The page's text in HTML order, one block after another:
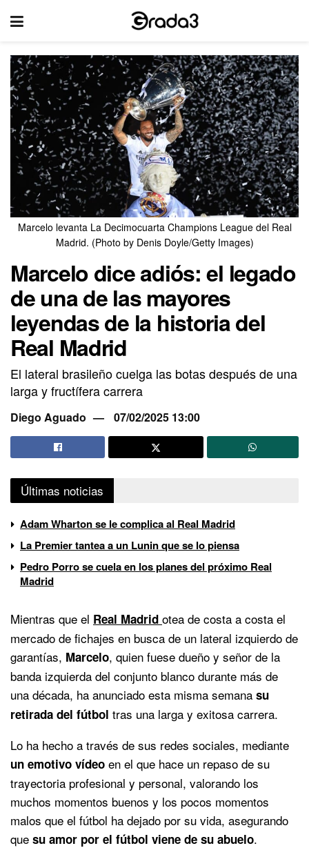
Marcelo levanta La Decimocuarta Champions League del Real
Madrid. (Photo by Denis Doyle/Getty Images)
Marcelo dice adiós: el legado
de una de las mayores
leyendas de la historia del
Real Madrid
El lateral brasileño cuelga las botas después de una
larga y fructífera carrera
Diego Aguado 07/02/2025 13:00
Últimas noticias
Adam Wharton se le complica al Real Madrid
La Premier tantea a un Lunin que se lo piensa
Pedro Porro se cuela en los planes del próximo Real
Madrid
Mientras que el Real Madrid otea de costa a costa el
mercado de fichajes en busca de un lateral izquierdo de
garantías, Marcelo, quien fuese dueño y señor de la
banda izquierda del conjunto blanco durante más de
una década, ha anunciado esta misma semana su
retirada del fútbol tras una larga y exitosa carrera.
Lo ha hecho a través de sus redes sociales, mediante
un emotivo vídeo en el que hace un repaso de su
trayectoria profesional y personal, valorando los
muchos momentos buenos y los pocos momentos
malos que el fútbol ha dejado por su vida, asegurando
que su amor por el fútbol viene de su abuelo.